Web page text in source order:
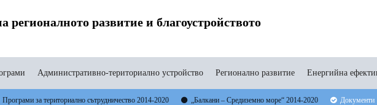
регионалното развитие и благоустройството
Административно-териториално устройство Регионално развитие Енергийна
Програми за териториално сътрудничество 2014-2020 „Балкани – Средиземно море“ 2014-2020 Документи